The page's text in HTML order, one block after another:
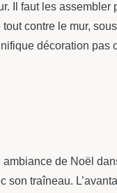
Il faut les
contre le mur,
décoration
de Noël
son traîneau.